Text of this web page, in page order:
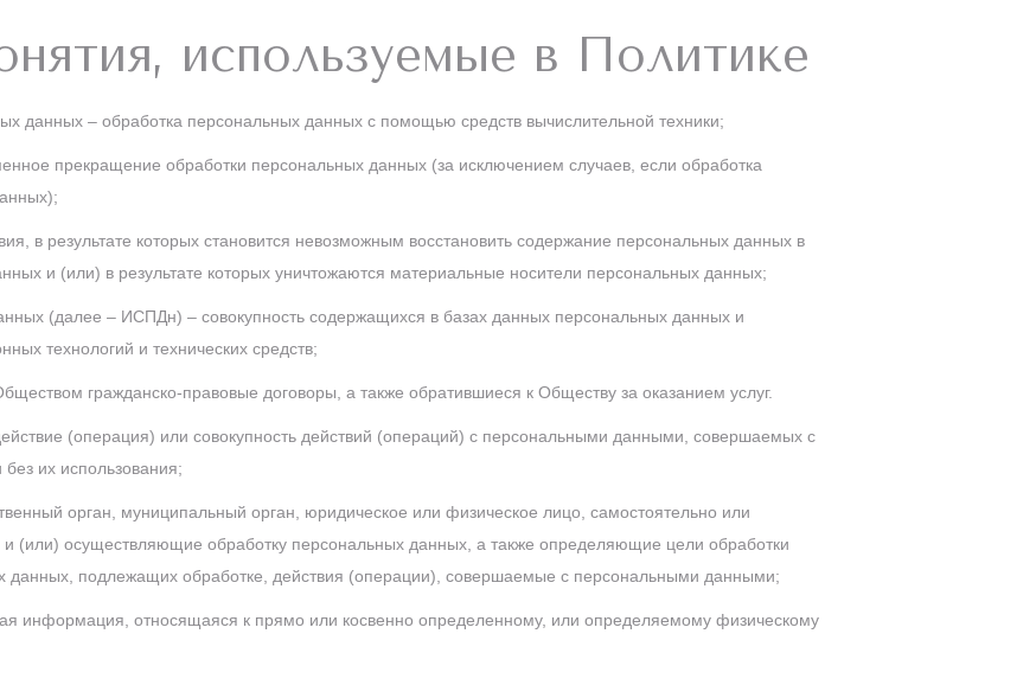
используемые в Политике
данных – обработка персональных данных с помощью средств вычислительной техники;
прекращение обработки персональных данных (за исключением случаев, если обработка
в результате которых становится невозможным восстановить содержание персональных данных в
и (или) в результате которых уничтожаются материальные носители персональных данных;
(далее – ИСПДн) – совокупность содержащихся в базах данных персональных данных и
технологий и технических средств;
гражданско-правовые договоры, а также обратившиеся к Обществу за оказанием услуг.
(операция) или совокупность действий (операций) с персональными данными, совершаемых с
их использования;
орган, муниципальный орган, юридическое или физическое лицо, самостоятельно или
(или) осуществляющие обработку персональных данных, а также определяющие цели обработки
данных, подлежащих обработке, действия (операции), совершаемые с персональными данными;
информация, относящаяся к прямо или косвенно определенному, или определяемому физическому